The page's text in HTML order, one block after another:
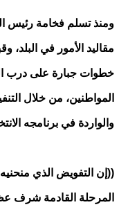
ومنذ تسلم فخامة رئيس
مقاليد الأمور في البلد،
خطوات جبارة على درب
المواطنين، من خلال
والواردة في برنامجه
((إن التفويض الذي
المرحلة القادمة شرف